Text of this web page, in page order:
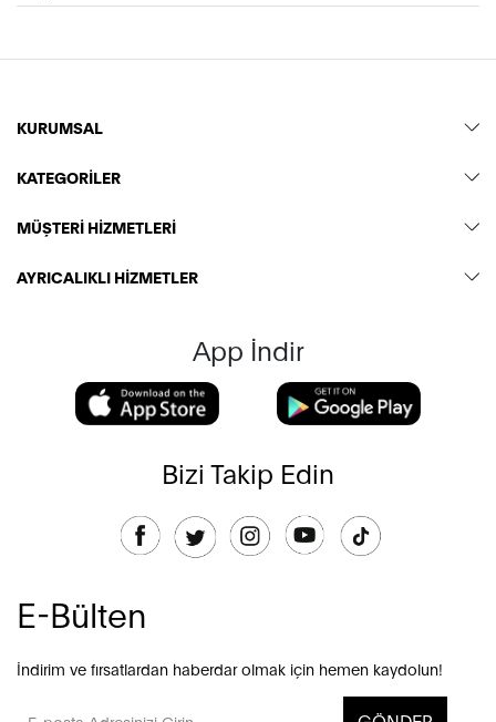
KURUMSAL
KATEGORİLER
MÜŞTERİ HİZMETLERİ
AYRICALIKLI HİZMETLER
App İndir
Bizi Takip Edin
E-Bülten
İndirim ve fırsatlardan haberdar olmak için hemen kaydolun!